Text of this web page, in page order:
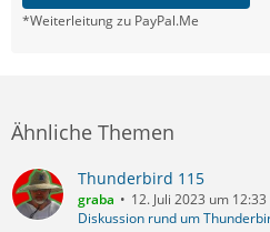
*Weiterleitung zu PayPal.Me
Ähnliche Themen
Thunderbird 115
graba
12. Juli 2023 um 12:33
Diskussion rund um